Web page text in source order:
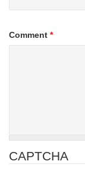
Comment *
CAPTCHA